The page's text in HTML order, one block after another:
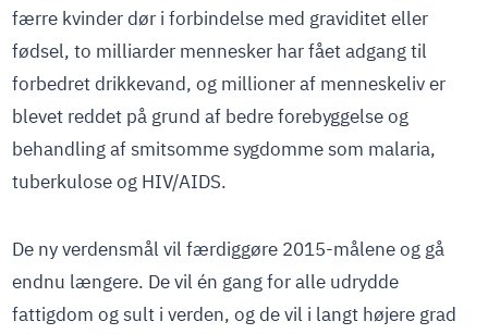
færre kvinder dør i forbindelse med graviditet eller
fødsel, to milliarder mennesker har fået adgang til
forbedret drikkevand, og millioner af menneskeliv er
blevet reddet på grund af bedre forebyggelse og
behandling af smitsomme sygdomme som malaria,
tuberkulose og HIV/AIDS.
De ny verdensmål vil færdiggøre 2015-målene og gå
endnu længere. De vil én gang for alle udrydde
fattigdom og sult i verden, og de vil i langt højere grad